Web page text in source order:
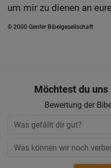
um mir zu dienen an
© 2000 Genfer Bibelgesellschaft
Möchtest du uns
Bewertung der